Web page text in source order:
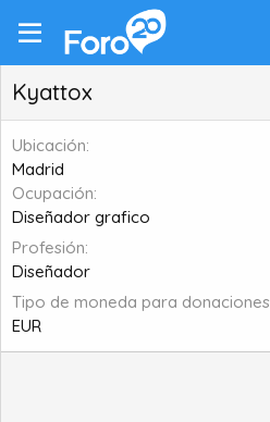
Kyattox
Ubicación
Madrid
Ocupación
Diseñador grafico
Profesión
Diseñador
Tipo de moneda para donaciones
EUR